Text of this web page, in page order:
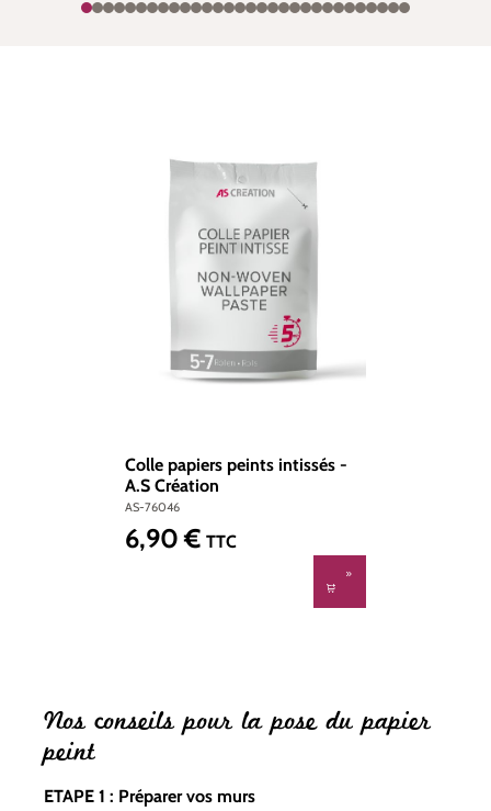
Colle papiers peints intissés -
A.S Création
AS-76046
Prix régulier :
6,90 € TTC
Nos conseils pour la pose du papier
peint
ETAPE 1 : Préparer vos murs